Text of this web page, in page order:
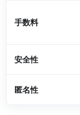
手数料
安全性
匿名性